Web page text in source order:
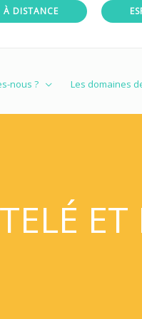
DISTANCE
nous ? Les domaines
ET